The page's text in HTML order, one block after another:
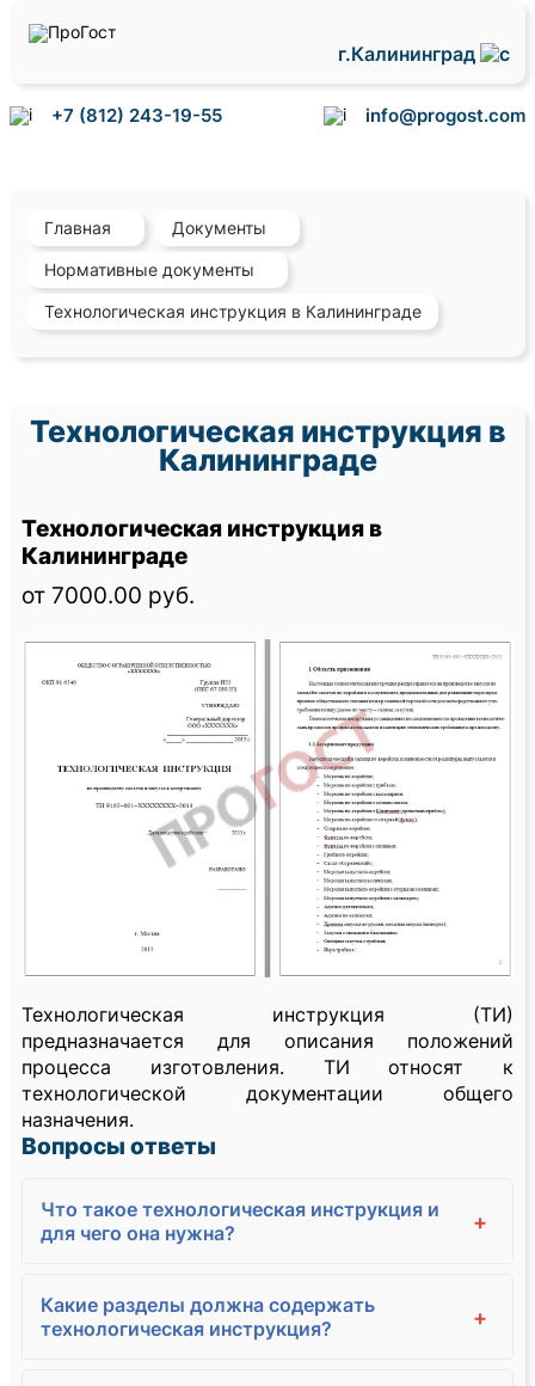
г.Калининград
+7 (812) 243-19-55 info@progost.com
Главная Документы
Нормативные документы
Технологическая инструкция в Калининграде
Технологическая инструкция в
Калининграде
Технологическая инструкция в
Калининграде
от 7000.00 руб.
Технологическая инструкция (ТИ)
предназначается для описания положений
процесса изготовления. ТИ относят к
технологической документации общего
назначения.
Вопросы ответы
Что такое технологическая инструкция и
для чего она нужна?
+
Какие разделы должна содержать
технологическая инструкция?
+